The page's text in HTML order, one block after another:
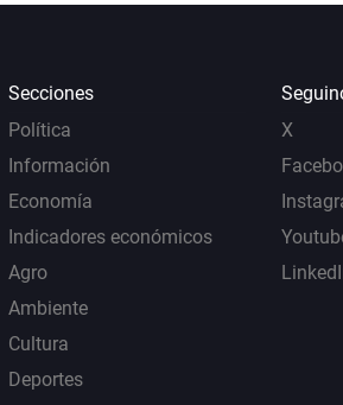
Secciones
Política
Información
Economía
Indicadores económicos
Agro
Ambiente
Cultura
Deportes
X